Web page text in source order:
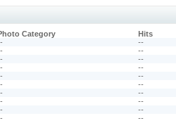
Category
Hits
--
--
--
--
--
--
--
--
--
--